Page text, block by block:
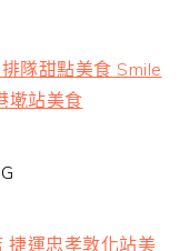
隊甜點美食 Smile
墘站美食
捷運忠孝敦化站美